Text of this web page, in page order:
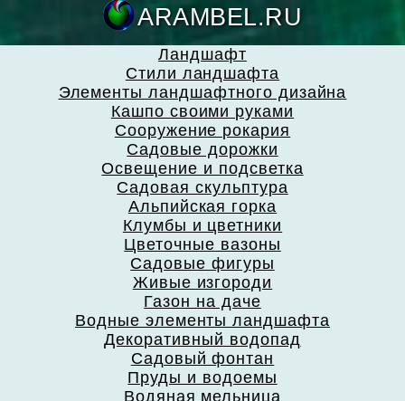
Ландшафт
Стили ландшафта
Элементы ландшафтного дизайна
Кашпо своими руками
Сооружение рокария
Садовые дорожки
Освещение и подсветка
Садовая скульптура
Альпийская горка
Клумбы и цветники
Цветочные вазоны
Садовые фигуры
Живые изгороди
Газон на даче
Водные элементы ландшафта
Декоративный водопад
Садовый фонтан
Пруды и водоемы
Водяная мельница